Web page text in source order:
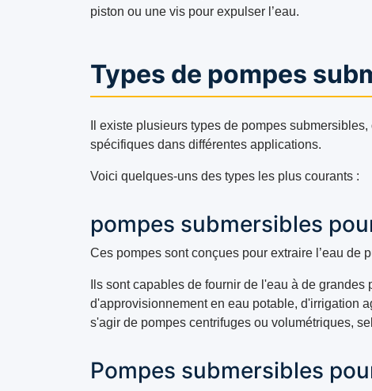
piston ou une vis pour expulser l’eau.
Types de pompes
Il existe plusieurs types de pompes
spécifiques dans différentes applications.
Voici quelques-uns des types les plus courants :
pompes submersibles
Ces pompes sont conçues pour extraire l’eau de
Ils sont capables de fournir de l'eau à de
d'approvisionnement en eau potable, d'irrigation
s'agir de pompes centrifuges ou volumétriques,
Pompes submersibles